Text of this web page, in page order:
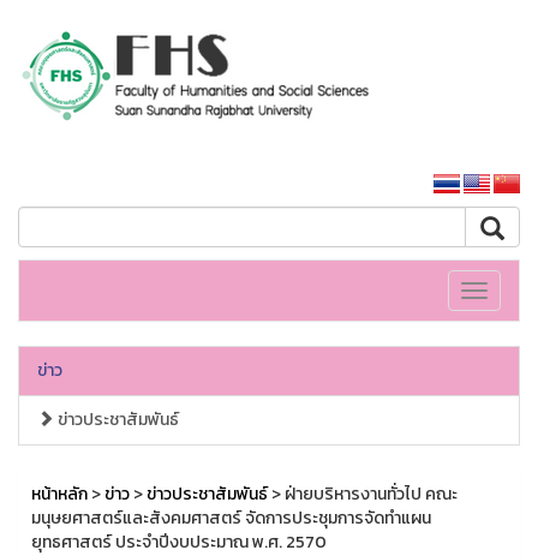
Toggle
ข่าว
ข่าวประชาสัมพันธ์
หน้าหลัก>ข่าว>ข่าวประชาสัมพันธ์> ฝ่ายบริหารงานทั่วไป คณะ
มนุษยศาสตร์และสังคมศาสตร์ จัดการประชุมการจัดทำแผน
ยุทธศาสตร์ ประจำปีงบประมาณ พ.ศ. 2570